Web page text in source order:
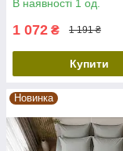
В наявності 1 од.
1 072 ₴ 1 191 ₴
Купити
Новинка